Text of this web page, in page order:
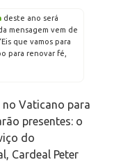
deste ano será
mensagem vem de
que vamos para
para renovar fé,
no Vaticano para
presentes: o
do
Cardeal Peter